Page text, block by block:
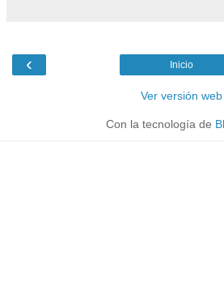
‹ Inicio
Ver versión web
Con la tecnología de